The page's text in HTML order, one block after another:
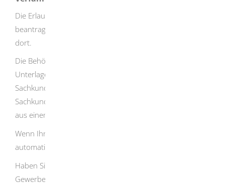
Die Erlaubnis müssen Sie bei der für Sie zuständigen IHK
beantragen. Die notwendigen Formulare erhalten Sie
dort.
Die Behörde prüft anhand Ihrer Angaben und
Unterlagen Ihre Berechtigung. Zum Nachweis der
Sachkunde müssen Sie möglicherweise eine
Sachkundeprüfung vor der IHK ablegen. Diese besteht
aus einem schriftlichen und einem praktischen Teil.
Wenn Ihnen die IHK die Erlaubnis erteilt, werden Sie
automatisch in das Vermittlerregister eingetragen.
Haben Sie die Erlaubnis erhalten, müssen Sie Ihr
Gewerbe vor Beginn Ihrer Tätigkeit anmelden.